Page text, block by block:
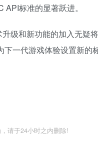
标准的显著跃进。
级和新功能的加入无疑将
下一代游戏体验设置新的
请于24小时之内删除!